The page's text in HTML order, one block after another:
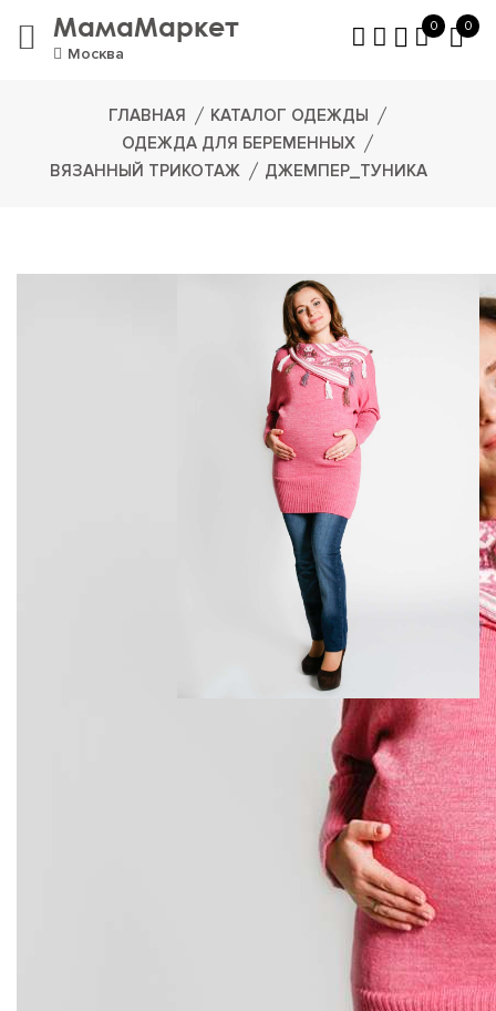
МамаМаркет
Москва
0 0
ГЛАВНАЯ
КАТАЛОГ ОДЕЖДЫ
ОДЕЖДА ДЛЯ БЕРЕМЕННЫХ
ВЯЗАННЫЙ ТРИКОТАЖ
ДЖЕМПЕР_ТУНИКА